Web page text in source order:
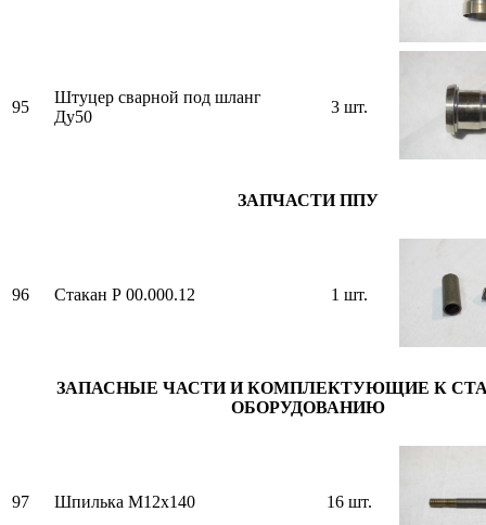
95
Штуцер сварной под шланг
Ду50
3 шт.
ЗАПЧАСТИ ППУ
96 Стакан Р 00.000.12 1 шт.
ЗАПАСНЫЕ ЧАСТИ И КОМПЛЕКТУЮЩИЕ К
ОБОРУДОВАНИЮ
97 Шпилька М12х140 16 шт.